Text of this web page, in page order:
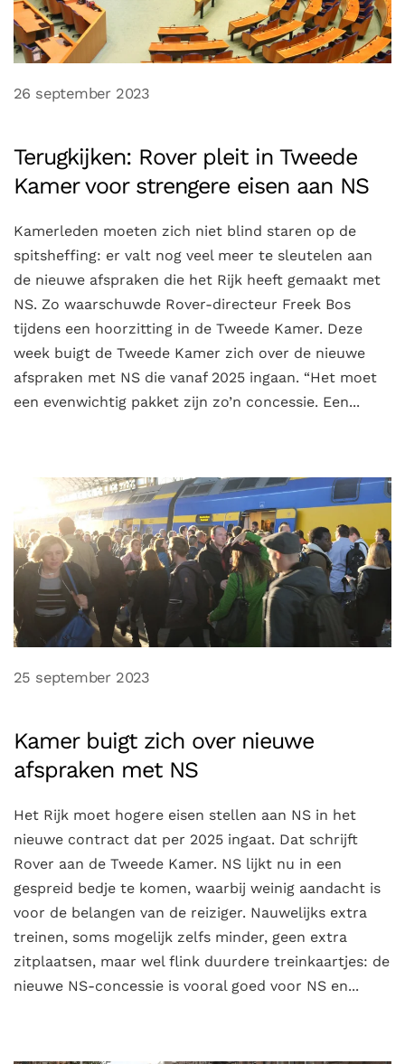
26 september 2023
Terugkijken: Rover pleit in Tweede
Kamer voor strengere eisen aan NS
Kamerleden moeten zich niet blind staren op de
spitsheffing: er valt nog veel meer te sleutelen aan
de nieuwe afspraken die het Rijk heeft gemaakt met
NS. Zo waarschuwde Rover-directeur Freek Bos
tijdens een hoorzitting in de Tweede Kamer. Deze
week buigt de Tweede Kamer zich over de nieuwe
afspraken met NS die vanaf 2025 ingaan. “Het moet
een evenwichtig pakket zijn zo’n concessie. Een...
25 september 2023
Kamer buigt zich over nieuwe
afspraken met NS
Het Rijk moet hogere eisen stellen aan NS in het
nieuwe contract dat per 2025 ingaat. Dat schrijft
Rover aan de Tweede Kamer. NS lijkt nu in een
gespreid bedje te komen, waarbij weinig aandacht is
voor de belangen van de reiziger. Nauwelijks extra
treinen, soms mogelijk zelfs minder, geen extra
zitplaatsen, maar wel flink duurdere treinkaartjes: de
nieuwe NS-concessie is vooral goed voor NS en...